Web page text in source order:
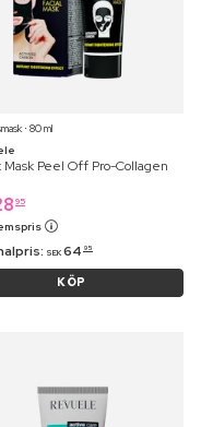
⋅ 80 ml
Mask Peel Off Pro-Collagen
95
SEK 64 95
KÖP